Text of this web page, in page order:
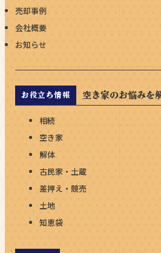
売却事例
会社概要
お知らせ
お役立ち情報 空き家のお悩みを
相続
空き家
解体
古民家・土蔵
差押え・競売
土地
知恵袋